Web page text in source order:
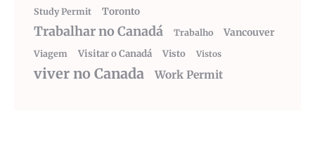
Study Permit Toronto
Trabalhar no Canadá Trabalho Vancouver
Viagem Visitar o Canadá Visto Vistos
viver no Canada Work Permit